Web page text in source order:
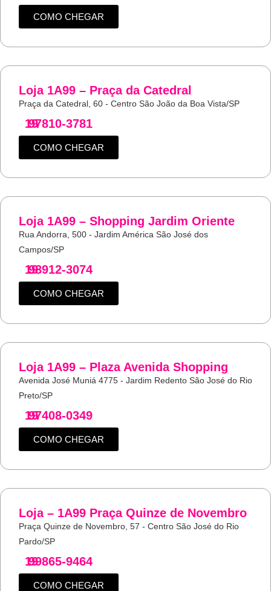
COMO CHEGAR
Loja 1A99 – Praça da Catedral
Praça da Catedral, 60 - Centro São João da Boa Vista/SP
19
97810-3781
COMO CHEGAR
Loja 1A99 – Shopping Jardim Oriente
Rua Andorra, 500 - Jardim América São José dos
Campos/SP
19
98912-3074
COMO CHEGAR
Loja 1A99 – Plaza Avenida Shopping
Avenida José Muniá 4775 - Jardim Redento São José do Rio
Preto/SP
19
97408-0349
COMO CHEGAR
Loja – 1A99 Praça Quinze de Novembro
Praça Quinze de Novembro, 57 - Centro São José do Rio
Pardo/SP
19
99865-9464
COMO CHEGAR